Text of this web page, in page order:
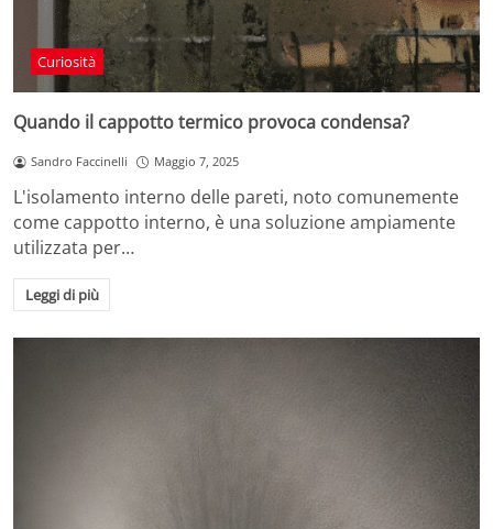
Curiosità
Quando il cappotto termico provoca condensa?
Sandro Faccinelli Maggio 7, 2025
L'isolamento interno delle pareti, noto comunemente
come cappotto interno, è una soluzione ampiamente
utilizzata per…
Leggi di più